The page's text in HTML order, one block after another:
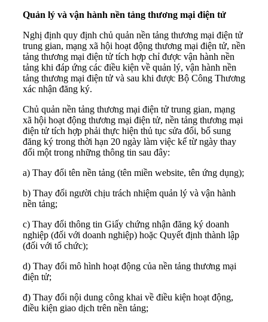
Quản lý và vận hành nền tảng thương mại điện tử
Nghị định quy định chủ quản nền tảng thương mại điện tử
trung gian, mạng xã hội hoạt động thương mại điện tử, nền
tảng thương mại điện tử tích hợp chỉ được vận hành nền
tảng khi đáp ứng các điều kiện về quản lý, vận hành nền
tảng thương mại điện tử và sau khi được Bộ Công Thương
xác nhận đăng ký.
Chủ quản nền tảng thương mại điện tử trung gian, mạng
xã hội hoạt động thương mại điện tử, nền tảng thương mại
điện tử tích hợp phải thực hiện thủ tục sửa đổi, bổ sung
đăng ký trong thời hạn 20 ngày làm việc kể từ ngày thay
đổi một trong những thông tin sau đây:
a) Thay đổi tên nền tảng (tên miền website, tên ứng dụng);
b) Thay đổi người chịu trách nhiệm quản lý và vận hành
nền tảng;
c) Thay đổi thông tin Giấy chứng nhận đăng ký doanh
nghiệp (đối với doanh nghiệp) hoặc Quyết định thành lập
(đối với tổ chức);
d) Thay đổi mô hình hoạt động của nền tảng thương mại
điện tử;
đ) Thay đổi nội dung công khai về điều kiện hoạt động,
điều kiện giao dịch trên nền tảng;